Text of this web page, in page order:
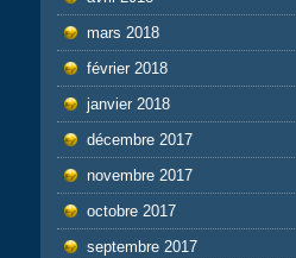
mars 2018
février 2018
janvier 2018
décembre 2017
novembre 2017
octobre 2017
septembre 2017